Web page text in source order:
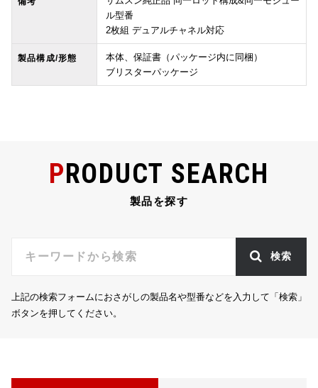
ル型番
2枚組 デュアルチャネル対応
製品構成/形態
本体、保証書（パッケージ内に同梱）
ブリスターパッケージ
PRODUCT SEARCH
製品を探す
検索
上記の検索フォームにおさがしの製品名や型番などを入力して「検索」
ボタンを押してください。